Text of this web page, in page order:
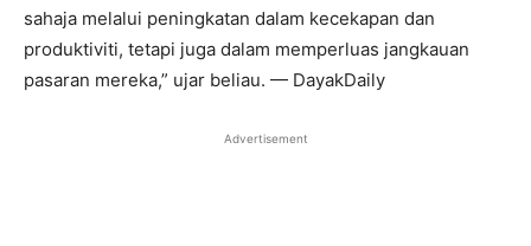
sahaja melalui peningkatan dalam kecekapan dan
produktiviti, tetapi juga dalam memperluas jangkauan
pasaran mereka,” ujar beliau. — DayakDaily
Advertisement